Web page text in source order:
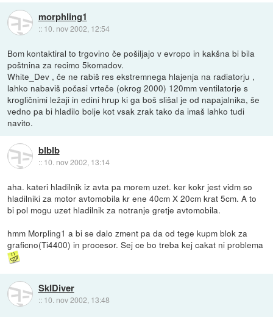
morphling1
:: 10. nov 2002, 12:54
Bom kontaktiral to trgovino če pošiljajo v evropo in kakšna bi bila
poštnina za recimo 5komadov.
White_Dev , če ne rabiš res ekstremnega hlajenja na radiatorju ,
lahko nabaviš počasi vrteče (okrog 2000) 120mm ventilatorje s
krogličnimi ležaji in edini hrup ki ga boš slišal je od napajalnika, še
vedno pa bi hladilo bolje kot vsak zrak tako da imaš lahko tudi
navito.
blblb
:: 10. nov 2002, 13:14
aha. kateri hladilnik iz avta pa morem uzet. ker kokr jest vidm so
hladilniki za motor avtomobila kr ene 40cm X 20cm krat 5cm. A to
bi pol mogu uzet hladilnik za notranje gretje avtomobila.
hmm Morpling1 a bi se dalo zment pa da od tege kupm blok za
graficno(Ti4400) in procesor. Sej ce bo treba kej cakat ni problema
SkIDiver
:: 10. nov 2002, 13:48